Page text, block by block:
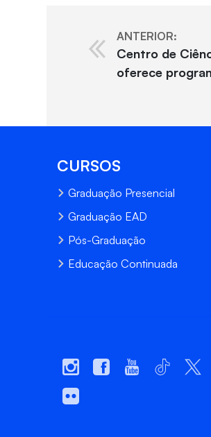
ANTERIOR:
Centro de
oferece
CURSOS
Graduação Presencial
Graduação EAD
Pós-Graduação
Educação Continuada